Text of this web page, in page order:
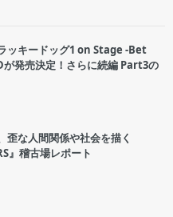
ッキードッグ1 on Stage -Bet
発売決定！さらに続編 Part3の
歪な人間関係や社会を描く
』稽古場レポート